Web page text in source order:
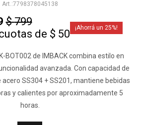
7798378045138
$ 799
de $ 50
25
BOT002 de IMBACK combina estilo en
avanzada. Con capacidad de
acero SS304 + SS201, mantiene bebidas
y calientes por aproximadamente 5
horas.